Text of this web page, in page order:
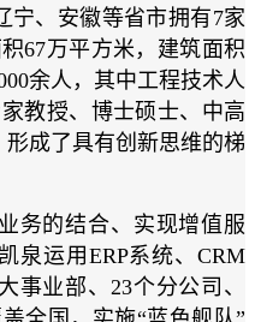
宁、安徽等省市拥有7家
67万平方米，建筑面积
余人，其中工程技术人
教授、博士硕士、中高
成了具有创新思维的梯
务的结合、实现增值服
泉运用ERP系统、CRM
事业部、23个分公司、